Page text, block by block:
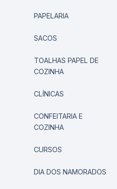
PAPELARIA
SACOS
TOALHAS PAPEL DE
COZINHA
CLÍNICAS
CONFEITARIA E
COZINHA
CURSOS
DIA DOS NAMORADOS